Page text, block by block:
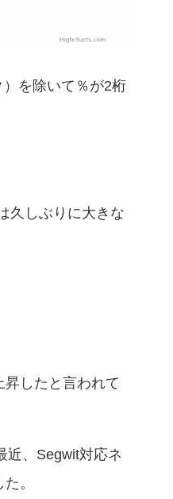
を除いて％が2桁
久しぶりに大きな
したと言われて
近、Segwit対応ネ
。